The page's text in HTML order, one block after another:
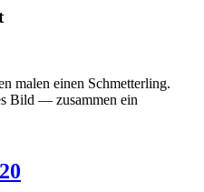
malen einen Schmetterling.
Bild — zusammen ein